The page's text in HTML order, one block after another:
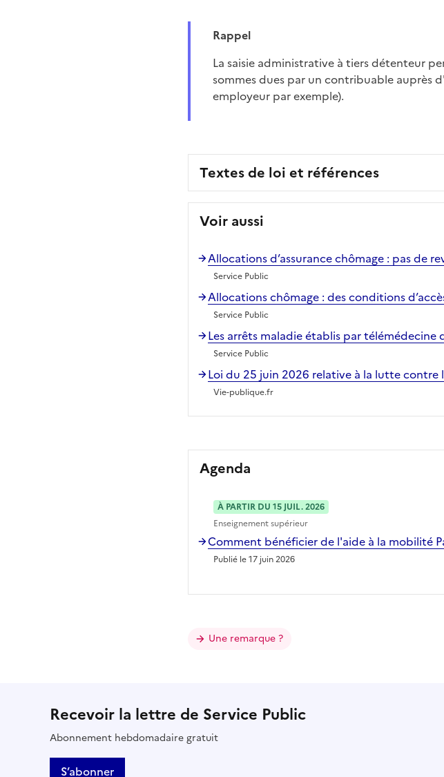
Rappel
La saisie administrative à tiers détenteur permet à l'administration de récupérer directement des
sommes dues par un contribuable auprès
employeur par exemple).
Textes de loi et références
Voir aussi
Allocations d’assurance chômage : pas de
Service Public
Allocations chômage : des conditions
Service Public
Les arrêts maladie établis par télémédecine
Service Public
Loi du 25 juin 2026 relative à la lutte contre
Vie-publique.fr
Agenda
À PARTIR DU 15 JUIL. 2026
Enseignement supérieur
Comment bénéficier de l'aide à la mobilité
Publié le 17 juin 2026
Une remarque ?
Recevoir la lettre de Service Public
Abonnement hebdomadaire gratuit
S’abonner